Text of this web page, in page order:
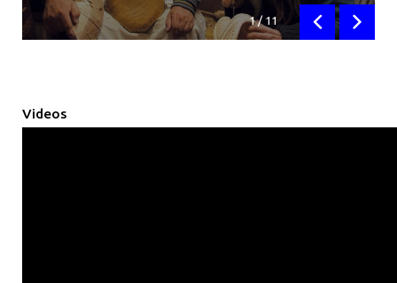
1/ 11
Anterior
Videos